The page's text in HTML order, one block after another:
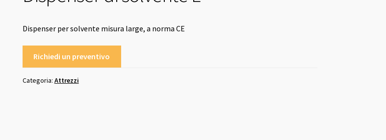
Dispenser per solvente misura large, a norma CE
Richiedi un preventivo
Categoria: Attrezzi